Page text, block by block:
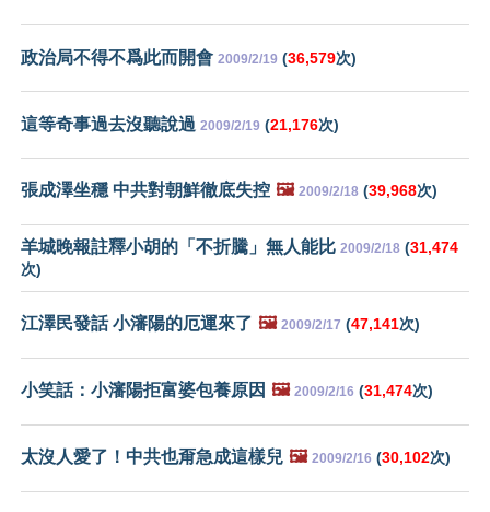
政治局不得不爲此而開會 2009/2/19 (36,579次)
這等奇事過去沒聽說過 2009/2/19 (21,176次)
張成澤坐穩 中共對朝鮮徹底失控 🖼️ 2009/2/18 (39,968次)
羊城晚報註釋小胡的「不折騰」無人能比 2009/2/18 (31,474
次)
江澤民發話 小瀋陽的厄運來了 🖼️ 2009/2/17 (47,141次)
小笑話：小瀋陽拒富婆包養原因 🖼️ 2009/2/16 (31,474次)
太沒人愛了！中共也甭急成這樣兒 🖼️ 2009/2/16 (30,102次)